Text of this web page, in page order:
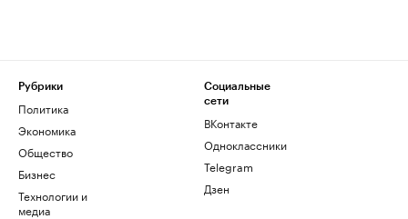
Рубрики
Политика
Экономика
Общество
Бизнес
Технологии и
медиа
Социальные
сети
ВКонтакте
Одноклассники
Telegram
Дзен